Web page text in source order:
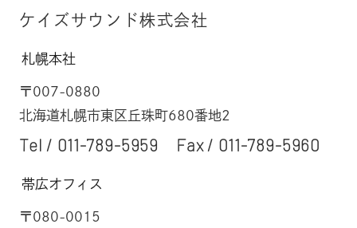
ケイズサウンド株式会社
札幌本社
〒007-0880
北海道札幌市東区丘珠町680番地2
Tel / 011-789-5959 Fax / 011-789-5960
帯広オフィス
〒080-0015